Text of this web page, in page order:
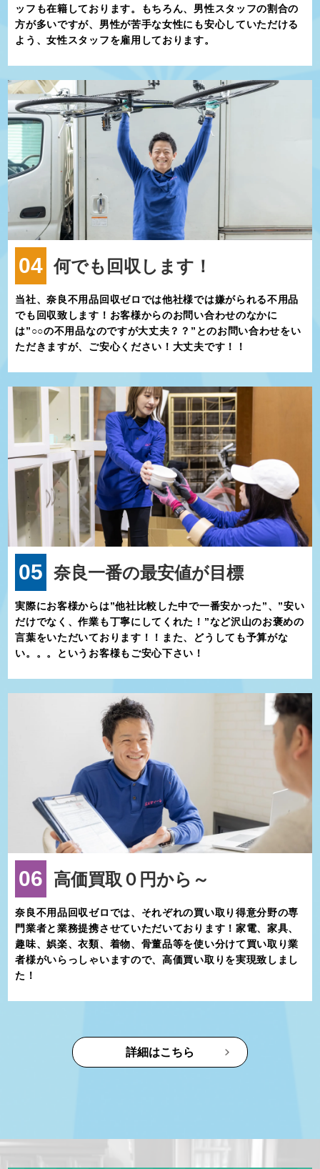
ッフも在籍しております。もちろん、男性スタッフの割合の
方が多いですが、男性が苦手な女性にも安心していただける
よう、女性スタッフを雇用しております。
04 何でも回収します！
当社、奈良不用品回収ゼロでは他社様では嫌がられる不用品
でも回収致します！お客様からのお問い合わせのなかに
は”○○の不用品なのですが大丈夫？？”とのお問い合わせをい
ただきますが、ご安心ください！大丈夫です！！
05 奈良一番の最安値が目標
実際にお客様からは”他社比較した中で一番安かった”、”安い
だけでなく、作業も丁寧にしてくれた！”など沢山のお褒めの
言葉をいただいております！！また、どうしても予算がな
い。。。というお客様もご安心下さい！
06 高価買取０円から～
奈良不用品回収ゼロでは、それぞれの買い取り得意分野の専
門業者と業務提携させていただいております！家電、家具、
趣味、娯楽、衣類、着物、骨董品等を使い分けて買い取り業
者様がいらっしゃいますので、高価買い取りを実現致しまし
た！
詳細はこちら